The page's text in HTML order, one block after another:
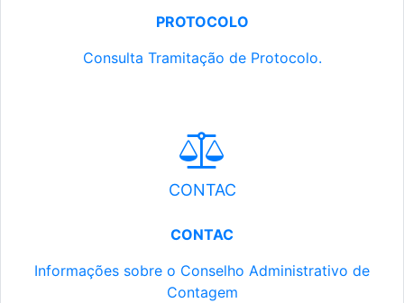
PROTOCOLO
Consulta Tramitação de Protocolo.
CONTAC
CONTAC
Informações sobre o Conselho Administrativo de
Contagem